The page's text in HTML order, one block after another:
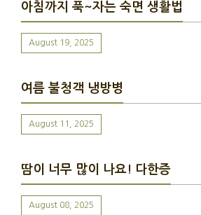
아침까지 푹~자는 숙면 생활법
August 19, 2025
여름 불청객 냉방병
August 11, 2025
땀이 너무 많이 나요! 다한증
August 08, 2025